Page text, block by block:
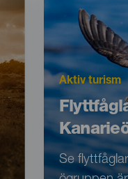
datos
Motivación
Principal
Aktiv turism
Titular
Texto
Se